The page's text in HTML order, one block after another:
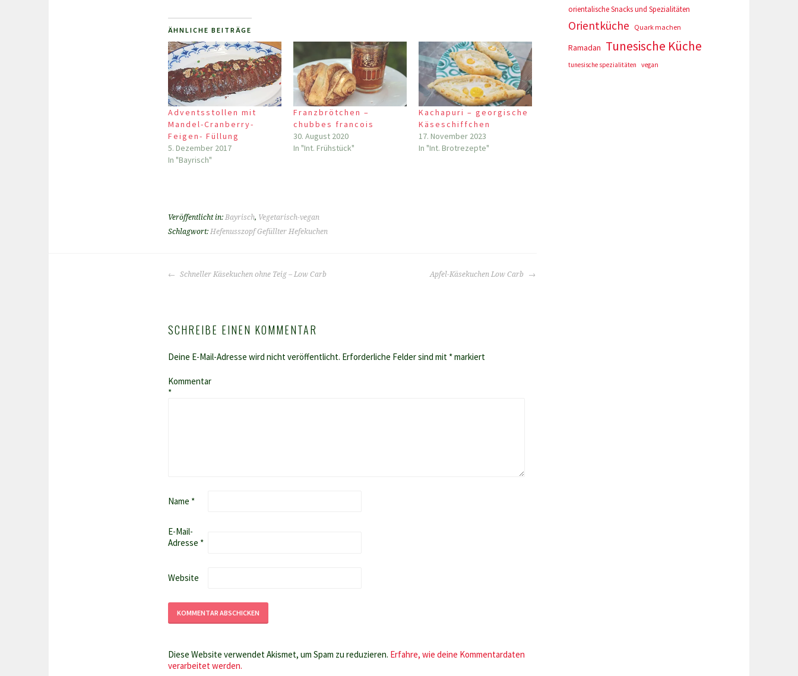
ÄHNLICHE BEITRÄGE
Adventsstollen mit
Mandel-Cranberry-
Feigen- Füllung
5. Dezember 2017
In "Bayrisch"
Franzbrötchen –
chubbes francois
30. August 2020
In "Int. Frühstück"
Kachapuri – georgische
Käseschiffchen
17. November 2023
In "Int. Brotrezepte"
Veröffentlicht in: Bayrisch, Vegetarisch-vegan
Schlagwort: Hefenusszopf Gefüllter Hefekuchen
BEITRAGS-
Schneller Käsekuchen ohne Teig – Low Carb Apfel-Käsekuchen Low Carb
SCHREIBE EINEN KOMMENTAR
Deine E-Mail-Adresse wird nicht veröffentlicht. Erforderliche Felder sind mit *markiert
Kommentar
*
Name *
E-Mail-
Adresse *
Website
Diese Website verwendet Akismet, um Spam zu reduzieren. Erfahre, wie deine Kommentardaten
verarbeitet werden.
orientalische Snacks und Spezialitäten
Orientküche Quark machen
Ramadan Tunesische Küche
tunesische spezialitäten vegan